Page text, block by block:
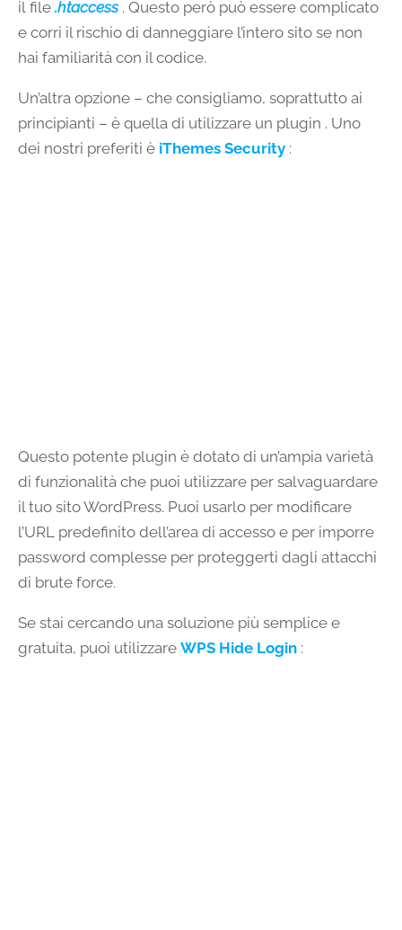
il file .htaccess. Questo però può essere complicato
e corri il rischio di danneggiare l’intero sito se non
hai familiarità con il codice.
Un’altra opzione – che consigliamo, soprattutto ai
principianti – è quella di utilizzare un plugin . Uno
dei nostri preferiti è iThemes Security :
Questo potente plugin è dotato di un’ampia varietà
di funzionalità che puoi utilizzare per salvaguardare
il tuo sito WordPress. Puoi usarlo per modificare
l’URL predefinito dell’area di accesso e per imporre
password complesse per proteggerti dagli attacchi
di brute force.
Se stai cercando una soluzione più semplice e
gratuita, puoi utilizzare WPS Hide Login :